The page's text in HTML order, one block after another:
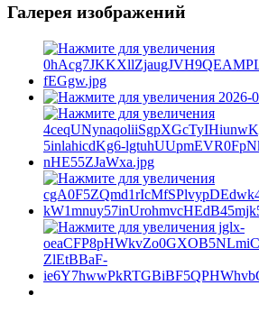
Галерея изображений